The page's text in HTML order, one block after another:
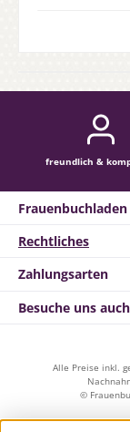
freundlich &
Rechtliches
Zahlungsarten
Besuche uns
Alle Preise inkl.
©